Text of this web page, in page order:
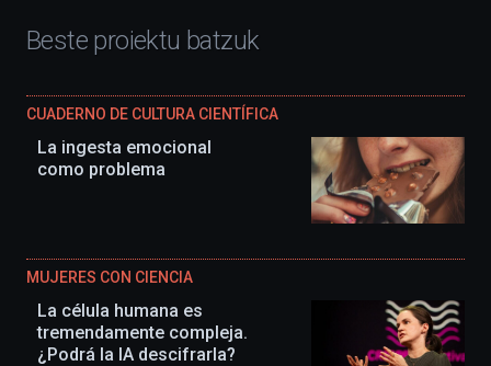
Beste proiektu batzuk
CUADERNO DE CULTURA CIENTÍFICA
La ingesta emocional
como problema
MUJERES CON CIENCIA
La célula humana es
tremendamente compleja.
¿Podrá la IA descifrarla?